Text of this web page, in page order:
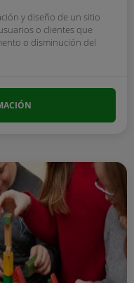
y diseño de un sitio
o clientes que
o disminución del